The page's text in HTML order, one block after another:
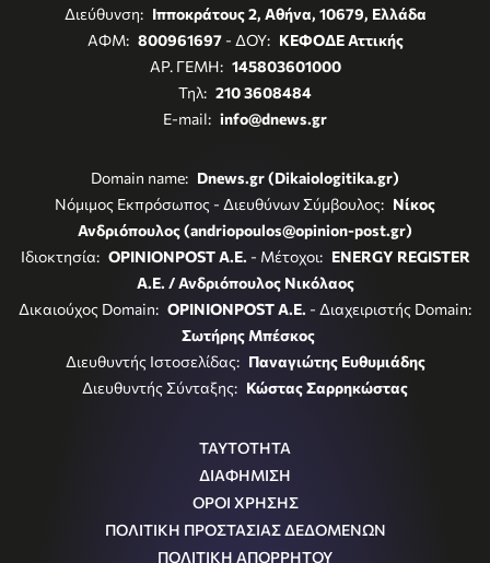
Διεύθυνση: Ιπποκράτους 2, Αθήνα, 10679, Ελλάδα
ΑΦΜ: 800961697- ΔΟΥ: ΚΕΦΟΔΕ Αττικής
ΑΡ. ΓΕΜΗ: 145803601000
Τηλ: 210 3608484
E-mail: info@dnews.gr
Domain name: Dnews.gr (Dikaiologitika.gr)
Νόμιμος Εκπρόσωπος - Διευθύνων Σύμβουλος: Νίκος
Ανδριόπουλος (andriopoulos@opinion-post.gr)
Ιδιοκτησία: OPINIONPOST A.E. - Μέτοχοι: ENERGY REGISTER
Α.Ε. / Ανδριόπουλος Νικόλαος
Δικαιούχος Domain: OPINIONPOST A.E. - Διαχειριστής Domain:
Σωτήρης Μπέσκος
Διευθυντής Ιστοσελίδας: Παναγιώτης Ευθυμιάδης
Διευθυντής Σύνταξης: Κώστας Σαρρηκώστας
ΤΑΥΤΟΤΗΤΑ
ΔΙΑΦΗΜΙΣΗ
ΟΡΟΙ ΧΡΗΣΗΣ
ΠΟΛΙΤΙΚΗ ΠΡΟΣΤΑΣΙΑΣ ΔΕΔΟΜΕΝΩΝ
ΠΟΛΙΤΙΚΗ ΑΠΟΡΡΗΤΟΥ